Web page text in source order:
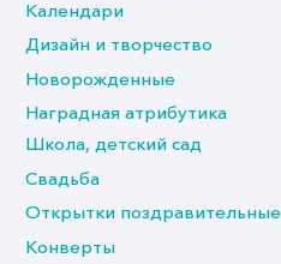
Календари
Дизайн и творчество
Новорожденные
Наградная атрибутика
Школа, детский сад
Свадьба
Открытки поздравительные
Конверты